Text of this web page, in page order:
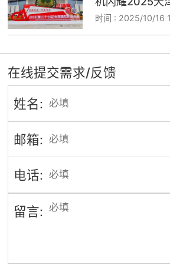
时间 : 2025/10/16
在线提交需求/反馈
姓名:
邮箱:
电话:
留言: